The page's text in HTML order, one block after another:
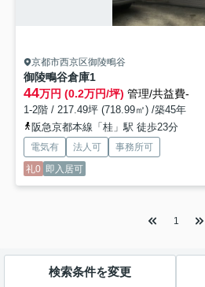
京都市西京区御陵鴫谷
御陵鴫谷倉庫1
44万円 (0.2万円/坪) 管理/共益費-
1-2階 / 217.49坪 (718.99㎡) /築45年
阪急京都本線「桂」駅 徒歩23分
電気有 法人可
事務所可
礼0 即入居可
1
検索条件を変更